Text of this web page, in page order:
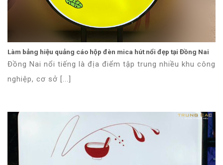
Làm bảng hiệu quảng cáo hộp đèn mica hút nổi đẹp tại Đồng Nai
Đồng Nai nổi tiếng là địa điểm tập trung nhiều khu công
nghiệp, cơ sở [...]